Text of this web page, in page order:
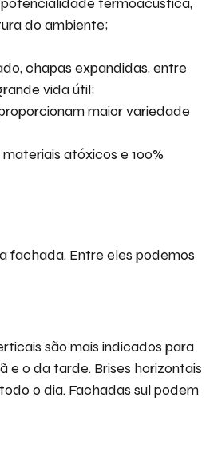
do ambiente;
chapas expandidas, entre
vida útil;
maior variedade
atóxicos e 100%
fachada. Entre eles podemos
são mais indicados para
o da tarde. Brises horizontais
o dia. Fachadas sul podem